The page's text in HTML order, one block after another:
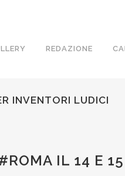
REDAZIONE
INVENTORI LUDICI
IL 14 E